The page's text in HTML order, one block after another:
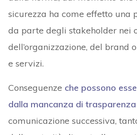
sicurezza ha come effetto una
da parte degli stakeholder nei
dell’organizzazione, del brand
e servizi.
Conseguenze che possono
dalla mancanza di trasparenza
comunicazione successiva,